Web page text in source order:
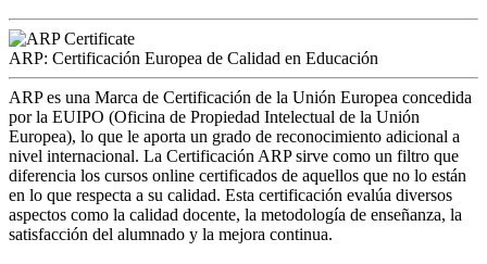
ARP: Certificación Europea de Calidad en Educación
ARP es una Marca de Certificación de la Unión Europea concedida
por la EUIPO (Oficina de Propiedad Intelectual de la Unión
Europea), lo que le aporta un grado de reconocimiento adicional a
nivel internacional. La Certificación ARP sirve como un filtro que
diferencia los cursos online certificados de aquellos que no lo están
en lo que respecta a su calidad. Esta certificación evalúa diversos
aspectos como la calidad docente, la metodología de enseñanza, la
satisfacción del alumnado y la mejora continua.